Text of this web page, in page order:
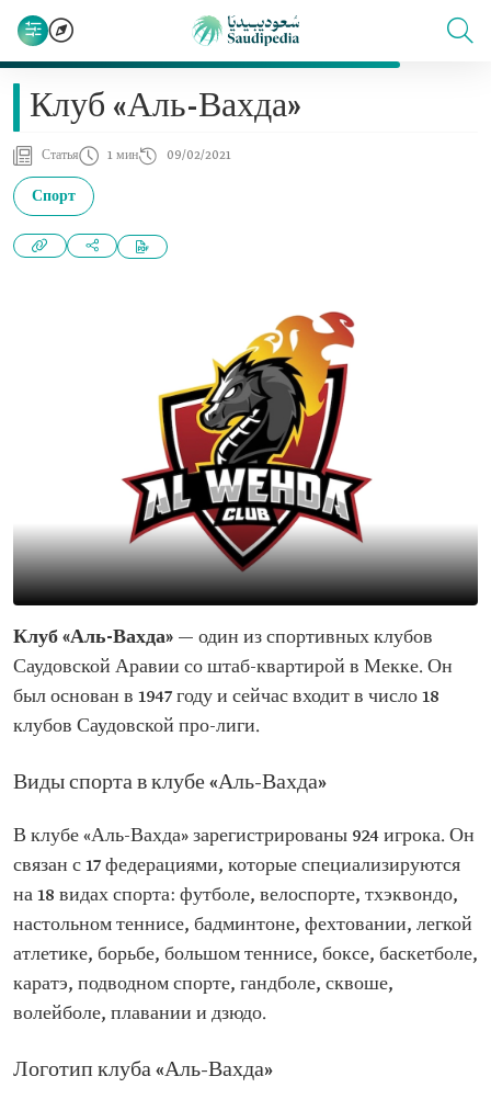
Клуб «Аль-Вахда»
Статья 1 мин 09/02/2021
Спорт
Клуб«Аль-Вахда» — один из спортивных клубов
Саудовской Аравии со штаб-квартирой в Мекке. Он
был основан в 1947 году и сейчас входит в число 18
клубов Саудовской про-лиги.
Виды спорта в клубе «Аль-Вахда»
В клубе «Аль-Вахда» зарегистрированы 924 игрока. Он
связан с 17 федерациями, которые специализируются
на 18 видах спорта: футболе, велоспорте, тхэквондо,
настольном теннисе, бадминтоне, фехтовании, легкой
атлетике, борьбе, большом теннисе, боксе, баскетболе,
каратэ, подводном спорте, гандболе, сквоше,
волейболе, плавании и дзюдо.
Логотип клуба «Аль-Вахда»